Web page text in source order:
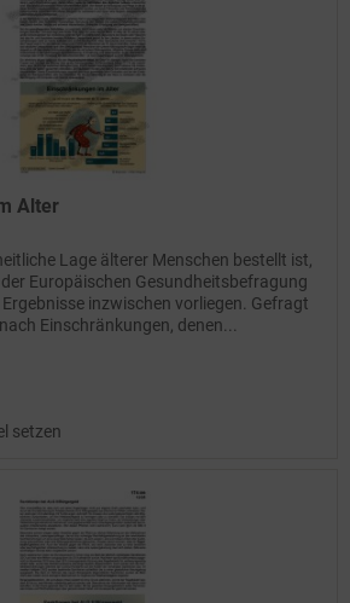
Alter
Lage älterer Menschen bestellt ist,
Europäischen Gesundheitsbefragung
inzwischen vorliegen. Gefragt
Einschränkungen, denen...
setzen